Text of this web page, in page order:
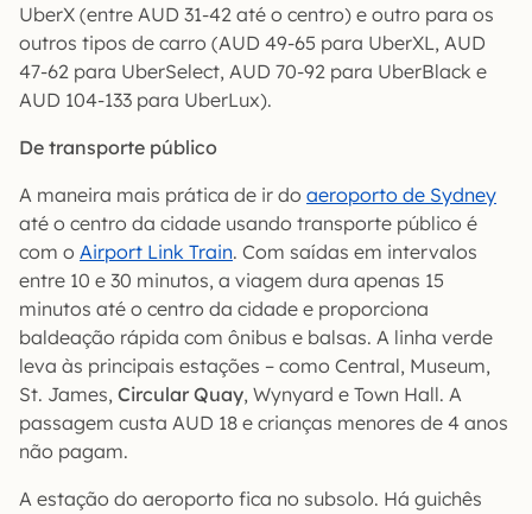
UberX (entre AUD 31-42 até o centro) e outro para os
outros tipos de carro (AUD 49-65 para UberXL, AUD
47-62 para UberSelect, AUD 70-92 para UberBlack e
AUD 104-133 para UberLux).
De transporte público
A maneira mais prática de ir do aeroporto de Sydney
até o centro da cidade usando transporte público é
com o Airport Link Train. Com saídas em intervalos
entre 10 e 30 minutos, a viagem dura apenas 15
minutos até o centro da cidade e proporciona
baldeação rápida com ônibus e balsas. A linha verde
leva às principais estações – como Central, Museum,
St. James, Circular Quay, Wynyard e Town Hall. A
passagem custa AUD 18 e crianças menores de 4 anos
não pagam.
A estação do aeroporto fica no subsolo. Há guichês